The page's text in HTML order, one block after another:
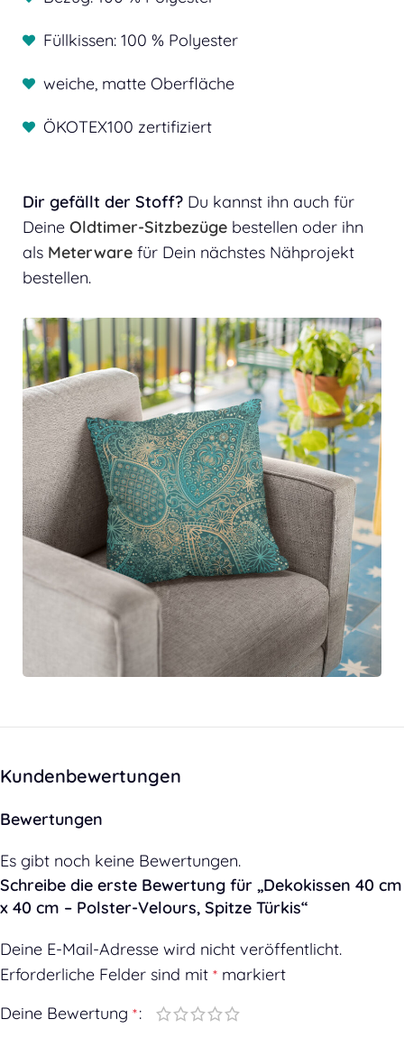
Füllkissen: 100 % Polyester
weiche, matte Oberfläche
ÖKOTEX100 zertifiziert
Dir gefällt der Stoff? Du kannst ihn auch für
Deine Oldtimer-Sitzbezüge bestellen oder ihn
als Meterware für Dein nächstes Nähprojekt
bestellen.
Kundenbewertungen
Bewertungen
Es gibt noch keine Bewertungen.
Schreibe die erste Bewertung für „Dekokissen 40 cm
x 40 cm – Polster-Velours, Spitze Türkis“
Deine E-Mail-Adresse wird nicht veröffentlicht.
Erforderliche Felder sind mit * markiert
Deine Bewertung *